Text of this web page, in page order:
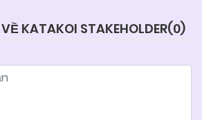
KATAKOI STAKEHOLDER(0)